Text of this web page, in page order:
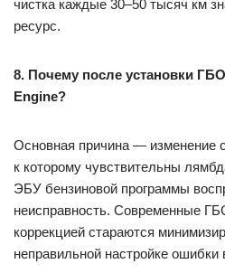
чистка каждые 30–50 тысяч км
ресурс.
8. Почему после установки ГБО
Engine?
Основная причина — изменение
к которому чувствительны
ЭБУ бензиновой программы
неисправность. Современные
коррекцией стараются
неправильной настройке ошибки